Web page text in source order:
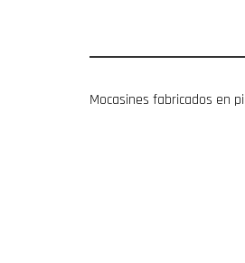
Mocasines fabricados en